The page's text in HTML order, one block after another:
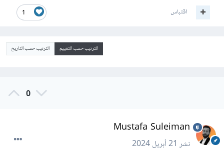
1 اقتباس
الترتيب حسب التقييم الترتيب حسب التاريخ
0
Mustafa Suleiman
نشر21 أبريل 2024